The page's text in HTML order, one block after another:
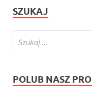
SZUKAJ
POLUB NASZ